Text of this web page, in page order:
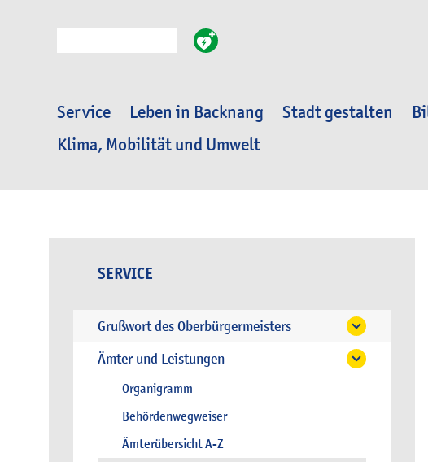
Service Leben in Backnang Stadt gestalten
Klima, Mobilität und Umwelt
SERVICE
Grußwort des Oberbürgermeisters
Ämter und Leistungen
Organigramm
Behördenwegweiser
Ämterübersicht A-Z